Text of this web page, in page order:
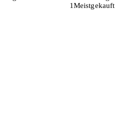
1Meistgekauft